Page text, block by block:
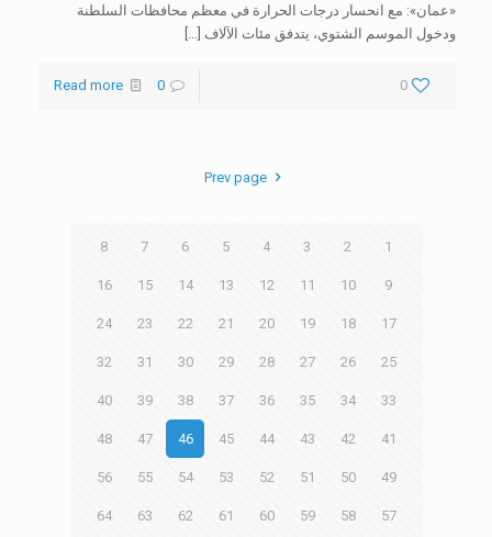
«عمان»: مع انحسار درجات الحرارة في معظم محافظات السلطنة
ودخول الموسم الشتوي، يتدفق مئات الآلاف […]
0
0
Read more
Prev page
1
2
3
4
5
6
7
8
9
10
11
12
13
14
15
16
17
18
19
20
21
22
23
24
25
26
27
28
29
30
31
32
33
34
35
36
37
38
39
40
41
42
43
44
45
46
47
48
49
50
51
52
53
54
55
56
57
58
59
60
61
62
63
64